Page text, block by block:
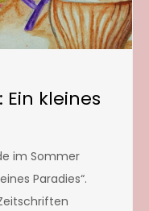
kleines
im Sommer
Paradies“.